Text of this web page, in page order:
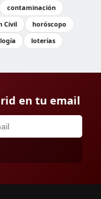
contaminación
Civil
horóscopo
loterías
en tu email